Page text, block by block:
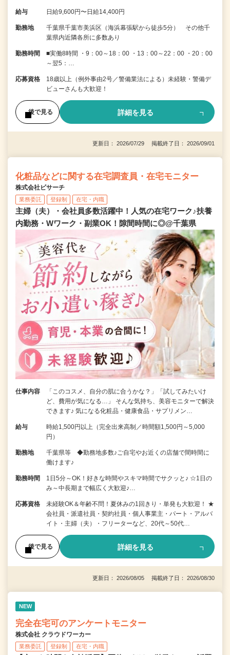
給与 日給9,600円〜日給14,400円
勤務地
千葉県千葉市美浜区（海浜幕張駅から徒歩5分） その他千
葉県内近隣各所に多数あり
勤務時間
■実働8時間 ・9：00～18：00 ・13：00～22：00 ・20：00
～翌5：…
応募資格
18歳以上（例外事由2号／警備業法による）未経験・警備デ
ビューさんも大歓迎！
後で見る 詳細を見る
更新日： 2026/07/29 掲載終了日： 2026/09/01
化粧品などに関する在宅調査員・在宅モニター
株式会社ビサーチ
業務委託 登録制 在宅・内職
主婦（夫）・会社員多数活躍中！人気の在宅ワーク♪扶養
内勤務・Wワーク・副業OK！隙間時間に◎@千葉県
仕事内容
「このコスメ、自分の肌に合うかな？」「試してみたいけ
ど、費用が気になる…」 そんな気持ち、美容モニターで解決
できます♪ 気になる化粧品・健康食品・サプリメン…
給与
時給1,500円以上（完全出来高制／時間額1,500円～5,000
円）
勤務地
千葉県等 ◆勤務地多数♪ご自宅やお近くの店舗で間時間に
働けます♪
勤務時間
1日5分～OK！好きな時間やスキマ時間でサクッと♪ ☆1日の
み～中長期まで幅広く大歓迎♪…
応募資格
未経験OK＆年齢不問！夏休みの1回きり・単発も大歓迎！ ★
会社員・派遣社員・契約社員・個人事業主・パート・アルバ
イト・主婦（夫）・フリーターなど、20代～50代…
後で見る 詳細を見る
更新日： 2026/08/05 掲載終了日： 2026/08/30
NEW
完全在宅可のアンケートモニター
株式会社 クラウドワーカー
業務委託 登録制 在宅・内職